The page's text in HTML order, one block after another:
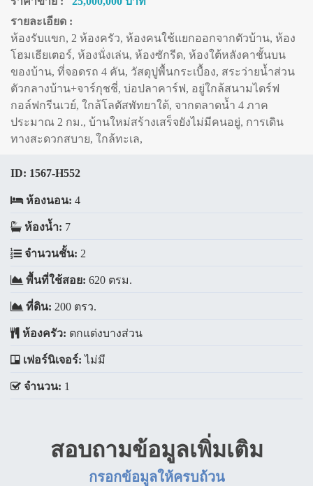
รายละเอียด :
ห้องรับแขก, 2 ห้องครัว, ห้องคนใช้แยกออกจากตัวบ้าน, ห้อง
โฮมเธียเตอร์, ห้องนั่งเล่น, ห้องซักรีด, ห้องใต้หลังคาชั้นบน
ของบ้าน, ที่จอดรถ 4 คัน, วัสดุปูพื้นกระเบื้อง, สระว่ายน้ำส่วน
ตัวกลางบ้าน+จาร์กุชชี่, บ่อปลาคาร์ฟ, อยู่ใกล้สนามไดร์ฟ
กอล์ฟกรีนเวย์, ใกล้โลตัสพัทยาใต้, จากตลาดน้ำ 4 ภาค
ประมาณ 2 กม., บ้านใหม่สร้างเสร็จยังไม่มีคนอยู่, การเดิน
ทางสะดวกสบาย, ใกล้ทะเล,
ID: 1567-H552
ห้องนอน: 4
ห้องน้ำ: 7
จำนวนชั้น: 2
พื้นที่ใช้สอย: 620 ตรม.
ที่ดิน: 200 ตรว.
ห้องครัว: ตกแต่งบางส่วน
เฟอร์นิเจอร์: ไม่มี
จำนวน: 1
สอบถามข้อมูลเพิ่มเติม
กรอกข้อมูลให้ครบถ้วน